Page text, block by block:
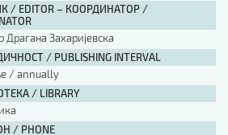
/ EDITOR – КООРДИНАТОР /
Драгана Захаријевска
/ PUBLISHING INTERVAL
/ annually
/ LIBRARY
/ PHONE